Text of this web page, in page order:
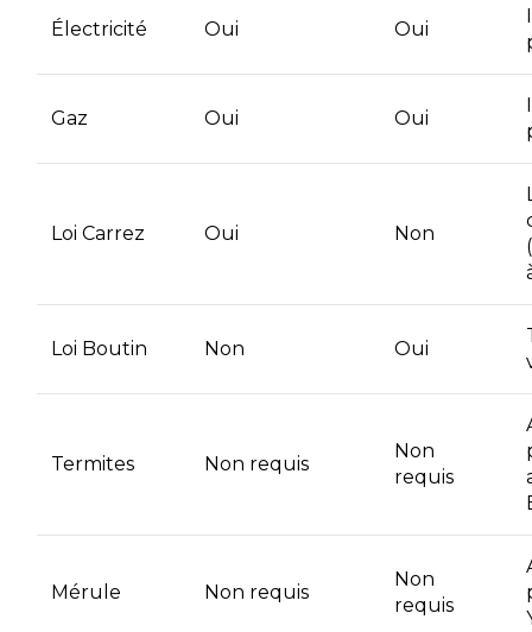
Électricité Oui Oui
Gaz Oui Oui
Loi Carrez Oui Non
Loi Boutin Non Oui
Termites Non requis
Non
requis
Mérule Non requis
Non
requis